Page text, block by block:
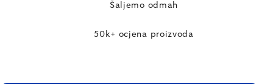
Šaljemo odmah
50k+ ocjena proizvoda